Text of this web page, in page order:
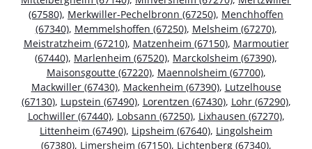
(67580), Merkwiller-Pechelbronn (67250), Menchhoffen
(67340), Memmelshoffen (67250), Melsheim (67270),
Meistratzheim (67210), Matzenheim (67150), Marmoutier
(67440), Marlenheim (67520), Marckolsheim (67390),
Maisonsgoutte (67220), Maennolsheim (67700),
Mackwiller (67430), Mackenheim (67390), Lutzelhouse
(67130), Lupstein (67490), Lorentzen (67430), Lohr (67290),
Lochwiller (67440), Lobsann (67250), Lixhausen (67270),
Littenheim (67490), Lipsheim (67640), Lingolsheim
(67380), Limersheim (67150), Lichtenberg (67340),